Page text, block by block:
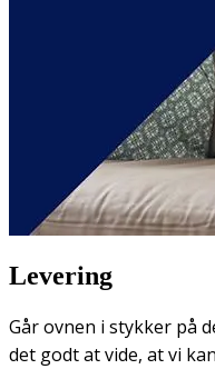
Levering
Går ovnen i stykker på
det godt at vide, at vi